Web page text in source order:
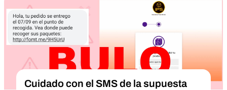
Cuidado con el SMS de la supuesta